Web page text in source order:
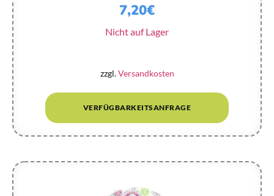
7,20€
Nicht auf Lager
zzgl.Versandkosten
VERFÜGBARKEITSANFRAGE